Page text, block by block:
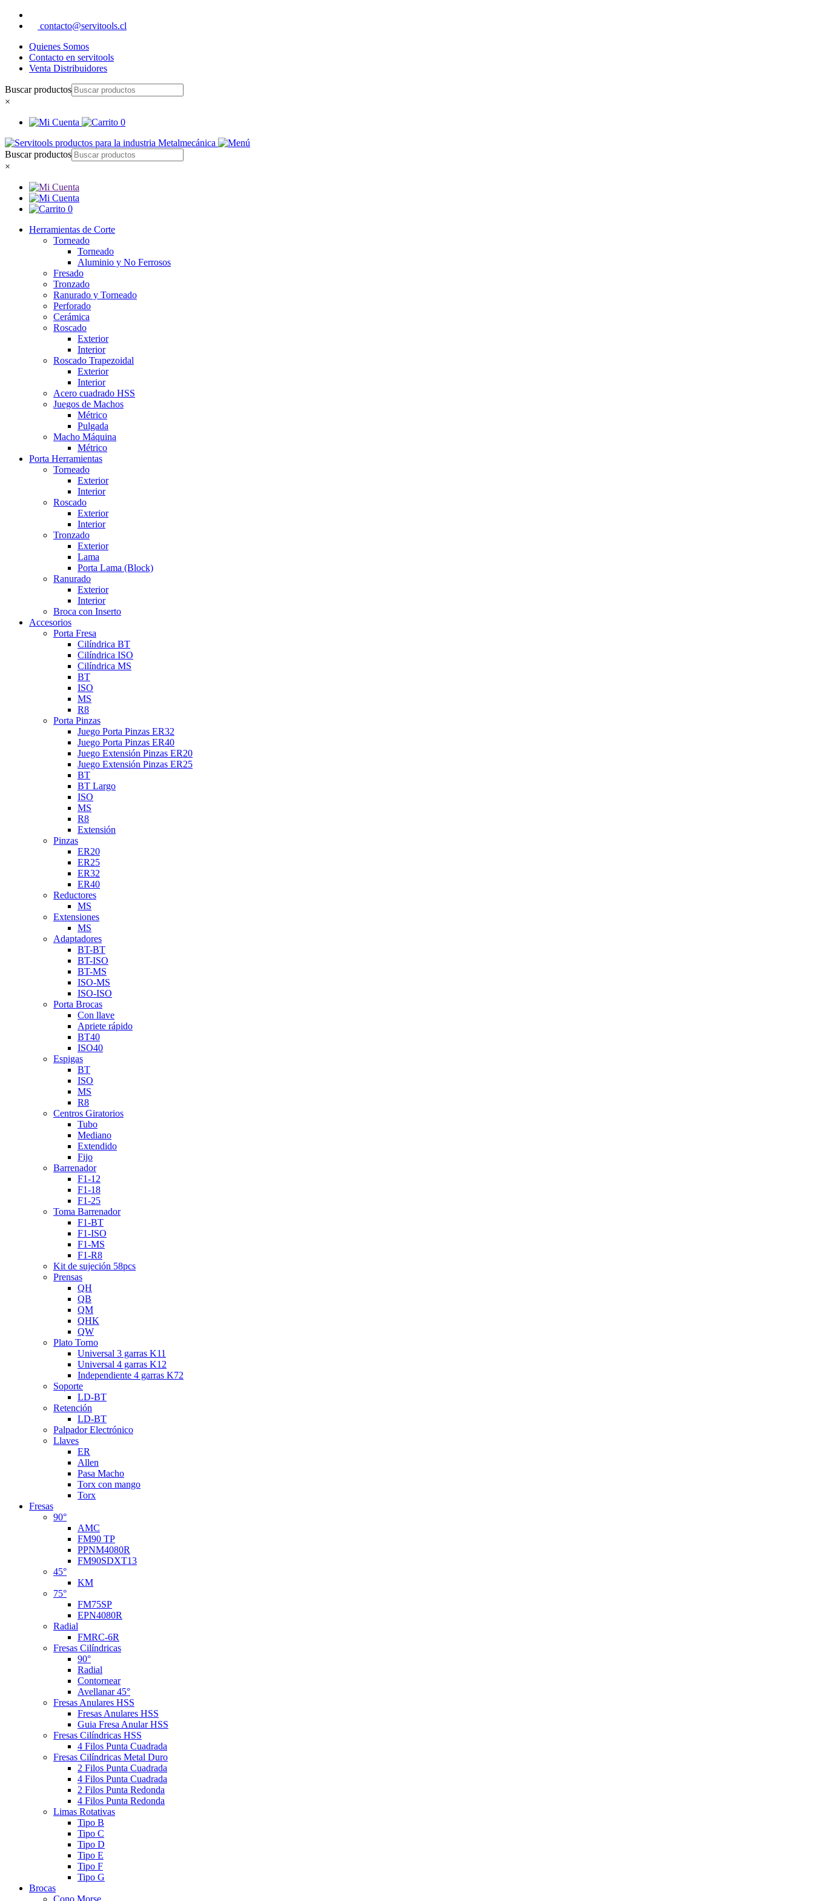
contacto@servitools.cl
Quienes Somos
Contacto en servitools
Venta Distribuidores
Buscar productos
×
0
Buscar productos
×
0
Herramientas de Corte
Torneado
Torneado
Aluminio y No Ferrosos
Fresado
Tronzado
Ranurado y Torneado
Perforado
Cerámica
Roscado
Exterior
Interior
Roscado Trapezoidal
Exterior
Interior
Acero cuadrado HSS
Juegos de Machos
Métrico
Pulgada
Macho Máquina
Métrico
Porta Herramientas
Torneado
Exterior
Interior
Roscado
Exterior
Interior
Tronzado
Exterior
Lama
Porta Lama (Block)
Ranurado
Exterior
Interior
Broca con Inserto
Accesorios
Porta Fresa
Cilíndrica BT
Cilíndrica ISO
Cilíndrica MS
BT
ISO
MS
R8
Porta Pinzas
Juego Porta Pinzas ER32
Juego Porta Pinzas ER40
Juego Extensión Pinzas ER20
Juego Extensión Pinzas ER25
BT
BT Largo
ISO
MS
R8
Extensión
Pinzas
ER20
ER25
ER32
ER40
Reductores
MS
Extensiones
MS
Adaptadores
BT-BT
BT-ISO
BT-MS
ISO-MS
ISO-ISO
Porta Brocas
Con llave
Apriete rápido
BT40
ISO40
Espigas
BT
ISO
MS
R8
Centros Giratorios
Tubo
Mediano
Extendido
Fijo
Barrenador
F1-12
F1-18
F1-25
Toma Barrenador
F1-BT
F1-ISO
F1-MS
F1-R8
Kit de sujeción 58pcs
Prensas
QH
QB
QM
QHK
QW
Plato Torno
Universal 3 garras K11
Universal 4 garras K12
Independiente 4 garras K72
Soporte
LD-BT
Retención
LD-BT
Palpador Electrónico
Llaves
ER
Allen
Pasa Macho
Torx con mango
Torx
Fresas
90°
AMC
FM90 TP
PPNM4080R
FM90SDXT13
45°
KM
75°
FM75SP
EPN4080R
Radial
FMRC-6R
Fresas Cilíndricas
90°
Radial
Contornear
Avellanar 45°
Fresas Anulares HSS
Fresas Anulares HSS
Guia Fresa Anular HSS
Fresas Cilíndricas HSS
4 Filos Punta Cuadrada
Fresas Cilíndricas Metal Duro
2 Filos Punta Cuadrada
4 Filos Punta Cuadrada
2 Filos Punta Redonda
4 Filos Punta Redonda
Limas Rotativas
Tipo B
Tipo C
Tipo D
Tipo E
Tipo F
Tipo G
Brocas
Cono Morse